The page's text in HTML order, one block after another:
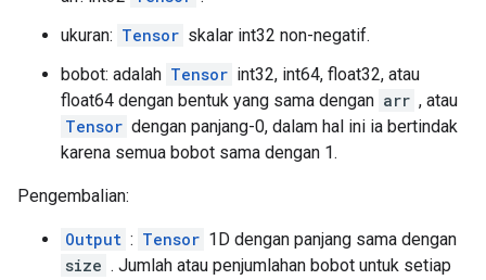
ukuran: Tensor skalar int32 non-negatif.
bobot: adalah Tensor int32, int64, float32, atau
float64 dengan bentuk yang sama dengan arr , atau
Tensor dengan panjang-0, dalam hal ini ia bertindak
karena semua bobot sama dengan 1.
Pengembalian:
Output : Tensor 1D dengan panjang sama dengan
size . Jumlah atau penjumlahan bobot untuk setiap